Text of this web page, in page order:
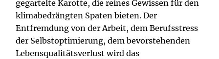
gegartelte Karotte, die reines Gewissen für den
klimabedrängten Spaten bieten. Der
Entfremdung von der Arbeit, dem Berufsstress
der Selbstoptimierung, dem bevorstehenden
Lebensqualitätsverlust wird das